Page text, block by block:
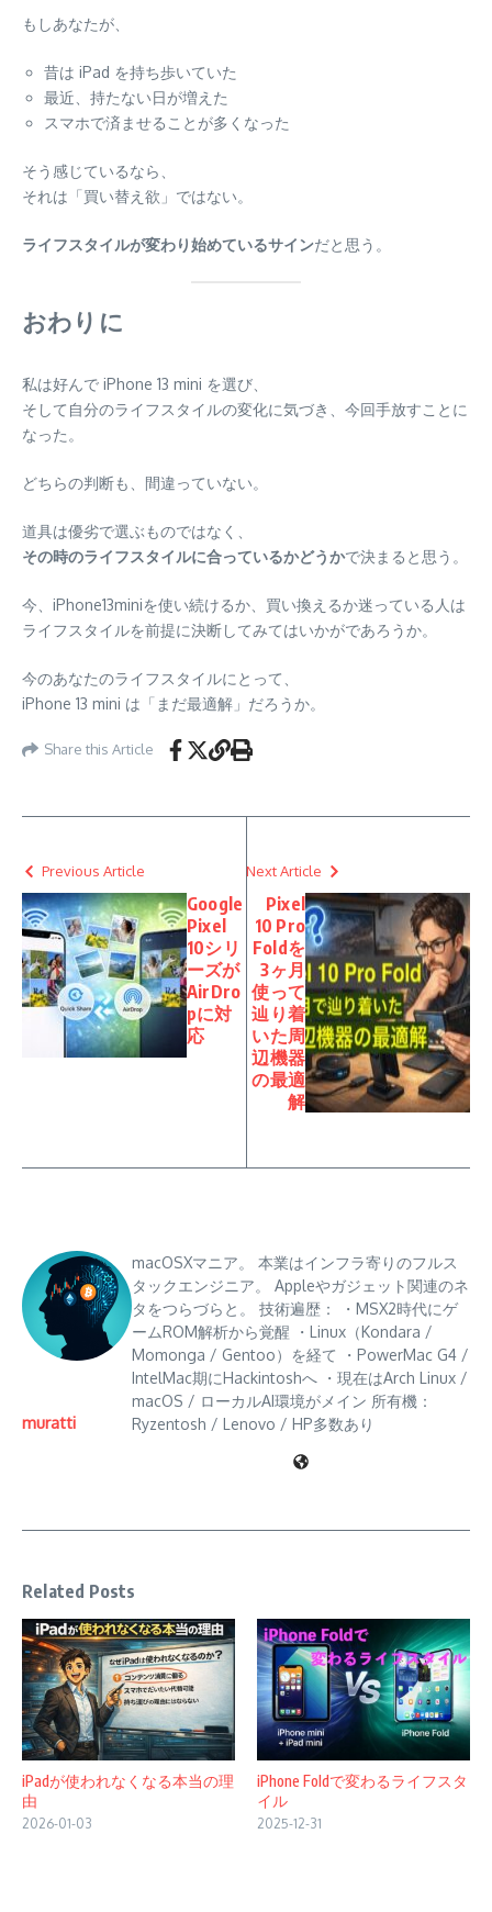
もしあなたが、
昔は iPad を持ち歩いていた
最近、持たない日が増えた
スマホで済ませることが多くなった
そう感じているなら、
それは「買い替え欲」ではない。
ライフスタイルが変わり始めているサインだと思う。
おわりに
私は好んで iPhone 13 mini を選び、
そして自分のライフスタイルの変化に気づき、今回手放すことに
なった。
どちらの判断も、間違っていない。
道具は優劣で選ぶものではなく、
その時のライフスタイルに合っているかどうかで決まると思う。
今、iPhone13miniを使い続けるか、買い換えるか迷っている人は
ライフスタイルを前提に決断してみてはいかがであろうか。
今のあなたのライフスタイルにとって、
iPhone 13 mini は「まだ最適解」だろうか。
Share this Article
Previous Article
Google
Pixel
10シリ
ーズが
AirDro
pに対
応
Next Article
Pixel
10 Pro
Foldを
3ヶ月
使って
辿り着
いた周
辺機器
の最適
解
muratti
macOSXマニア。 本業はインフラ寄りのフルス
タックエンジニア。 Appleやガジェット関連のネ
タをつらづらと。 技術遍歴： ・MSX2時代にゲ
ームROM解析から覚醒 ・Linux（Kondara /
Momonga / Gentoo）を経て ・PowerMac G4 /
IntelMac期にHackintoshへ ・現在はArch Linux /
macOS / ローカルAI環境がメイン 所有機：
Ryzentosh / Lenovo / HP多数あり
Related Posts
iPadが使われなくなる本当の理
由
2026-01-03
iPhone Foldで変わるライフスタ
イル
2025-12-31